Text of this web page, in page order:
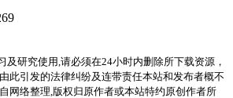
及研究使用,请必须在24小时内删除所下载资源，
此引发的法律纠纷及连带责任本站和发布者概不
网络整理,版权归原作者或本站特约原创作者所